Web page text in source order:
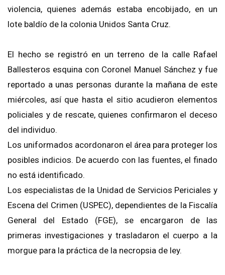
violencia, quienes además estaba encobijado, en un
lote baldío de la colonia Unidos Santa Cruz.
El hecho se registró en un terreno de la calle Rafael
Ballesteros esquina con Coronel Manuel Sánchez y fue
reportado a unas personas durante la mañana de este
miércoles, así que hasta el sitio acudieron elementos
policiales y de rescate, quienes confirmaron el deceso
del individuo.
Los uniformados acordonaron el área para proteger los
posibles indicios. De acuerdo con las fuentes, el finado
no está identificado.
Los especialistas de la Unidad de Servicios Periciales y
Escena del Crimen (USPEC), dependientes de la Fiscalía
General del Estado (FGE), se encargaron de las
primeras investigaciones y trasladaron el cuerpo a la
morgue para la práctica de la necropsia de ley.